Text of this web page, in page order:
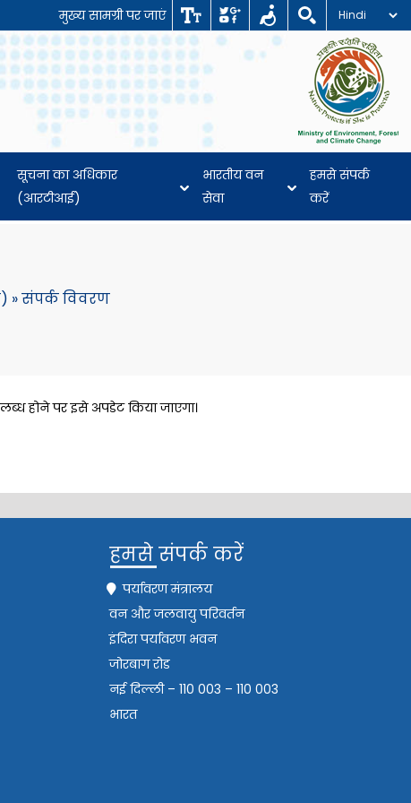
मुख्य सामग्री पर जाएं
सूचना का अधिकार
(आरटीआई)
भारतीय वन
सेवा
हमसे संपर्क
करें
»संपर्क विवरण
होने पर इसे अपडेट किया जाएगा।
हमसे संपर्क करें
पर्यावरण मंत्रालय
वन और जलवायु परिवर्तन
इंदिरा पर्यावरण भवन
जोरबाग रोड
नई दिल्ली – 110 003 – 110 003
भारत